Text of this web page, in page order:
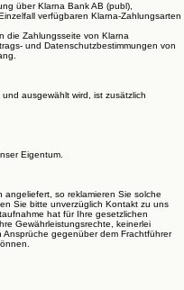
über Klarna Bank AB (publ),
verfügbaren Klarna-Zahlungsarten
die Zahlungsseite von Klarna
und Datenschutzbestimmungen von
ausgewählt wird, ist zusätzlich
Eigentum.
angeliefert, so reklamieren Sie solche
Sie bitte unverzüglich Kontakt zu uns
hat für Ihre gesetzlichen
Gewährleistungsrechte, keinerlei
gegenüber dem Frachtführer